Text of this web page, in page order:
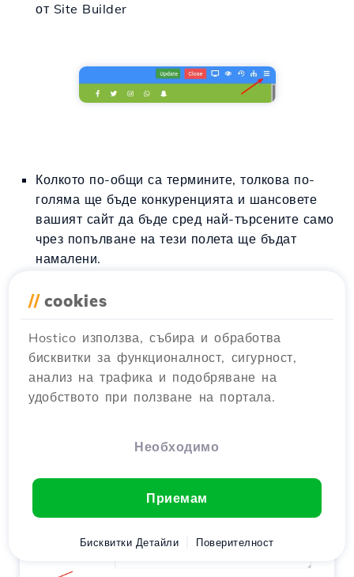
от Site Builder
Колкото по-общи са термините, толкова по-
голяма ще бъде конкуренцията и шансовете
вашият сайт да бъде сред най-търсените само
чрез попълване на тези полета ще бъдат
намалени.
Ако условията са по-необичайни,
на тези, които търсят тези думи, ще бъде по-
малък. Когато става въпрос за оптимизация на
SEO, трябва да се намери подходящ баланс.
// cookies
Hostico използва, събира и обработва
бисквитки за функционалност, сигурност,
анализ на трафика и подобряване на
удобството при ползване на портала.
Необходимо
Приемам
Бисквитки Детайли Поверителност